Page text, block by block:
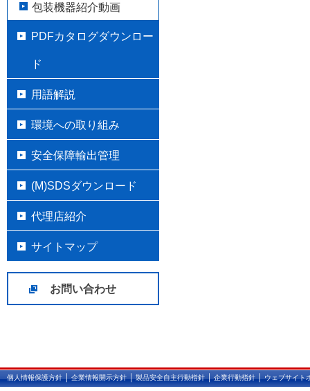
包装機器紹介動画
PDFカタログダウンロー
ド
用語解説
環境への取り組み
安全保障輸出管理
(M)SDSダウンロード
代理店紹介
サイトマップ
お問い合わせ
個人情報保護方針｜企業情報開示方針｜製品安全自主行動指針｜企業行動指針｜ウェブサイト